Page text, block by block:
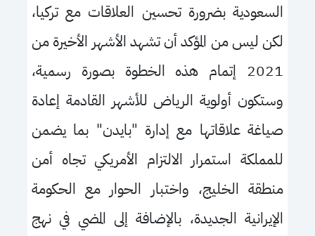
السعودية بضرورة تحسين العلاقات مع تركيا،
لكن ليس من المؤكد أن تشهد الأشهر الأخيرة من
2021 إتمام هذه الخطوة بصورة رسمية،
وستكون أولوية الرياض للأشهر القادمة إعادة
صياغة علاقاتها مع إدارة "بايدن" بما يضمن
للمملكة استمرار الالتزام الأمريكي تجاه أمن
منطقة الخليج، واختبار الحوار مع الحكومة
الإيرانية الجديدة، بالإضافة إلى المضي في نهج